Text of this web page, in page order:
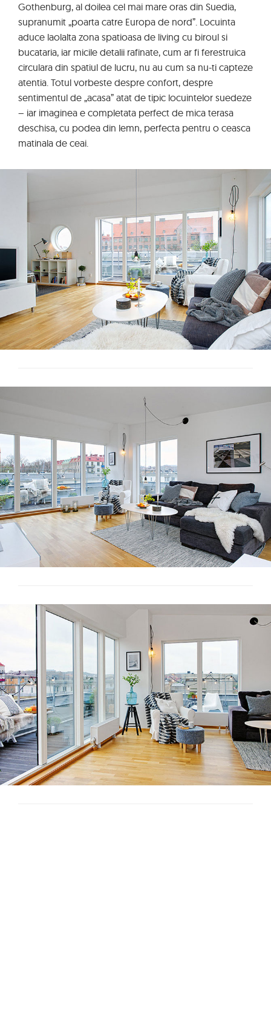
Gothenburg, al doilea cel mai mare oras din Suedia,
supranumit „poarta catre Europa de nord”. Locuinta
aduce laolalta zona spatioasa de living cu biroul si
bucataria, iar micile detalii rafinate, cum ar fi ferestruica
circulara din spatiul de lucru, nu au cum sa nu-ti capteze
atentia. Totul vorbeste despre confort, despre
sentimentul de „acasa” atat de tipic locuintelor suedeze
– iar imaginea e completata perfect de mica terasa
deschisa, cu podea din lemn, perfecta pentru o ceasca
matinala de ceai.